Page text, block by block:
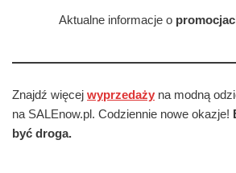
Aktualne informacje o
Znajdź więcej wyprzedaży na modną
na SALEnow.pl. Codziennie nowe okazje!
być droga.